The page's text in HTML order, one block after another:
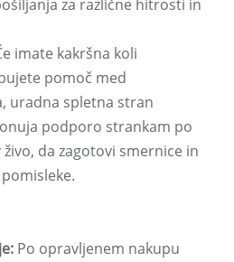
za različne hitrosti in
imate kakršna koli
pomoč med
uradna spletna stran
podporo strankam po
da zagotovi smernice in
Po opravljenem nakupu